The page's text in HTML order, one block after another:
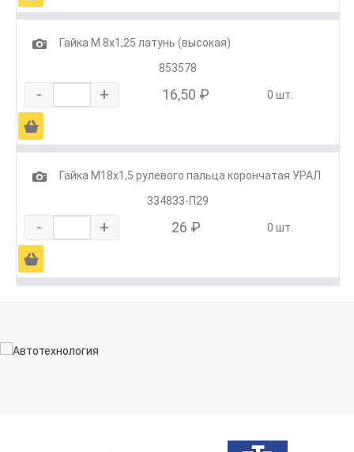
1
Гайка М 8х1,25 латунь (высокая)
853578
- + 16,50 ₽ 0 шт.
Ä
1
Гайка М18х1,5 рулевого пальца корончатая УРАЛ
334833-П29
- + 26 ₽ 0 шт.
Ä